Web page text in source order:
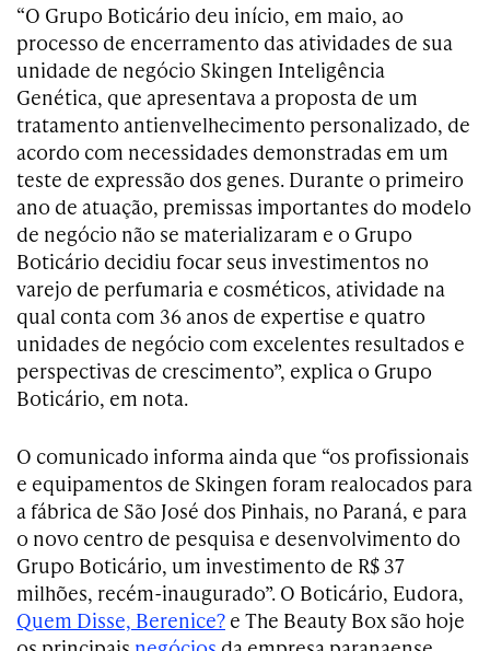
“O Grupo Boticário deu início, em maio, ao
processo de encerramento das atividades de sua
unidade de negócio Skingen Inteligência
Genética, que apresentava a proposta de um
tratamento antienvelhecimento personalizado, de
acordo com necessidades demonstradas em um
teste de expressão dos genes. Durante o primeiro
ano de atuação, premissas importantes do modelo
de negócio não se materializaram e o Grupo
Boticário decidiu focar seus investimentos no
varejo de perfumaria e cosméticos, atividade na
qual conta com 36 anos de expertise e quatro
unidades de negócio com excelentes resultados e
perspectivas de crescimento”, explica o Grupo
Boticário, em nota.
O comunicado informa ainda que “os profissionais
e equipamentos de Skingen foram realocados para
a fábrica de São José dos Pinhais, no Paraná, e para
o novo centro de pesquisa e desenvolvimento do
Grupo Boticário, um investimento de R$ 37
milhões, recém-inaugurado”. O Boticário, Eudora,
Quem Disse, Berenice? e The Beauty Box são hoje